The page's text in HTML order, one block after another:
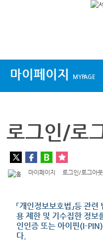
마이페이지 MYPAGE
로그인/로
마이페이지 로그인/로그아웃
「개인정보보호법」등 관
용 제한 및 기수집한 정보
인인증 또는 아이핀(I-
다.